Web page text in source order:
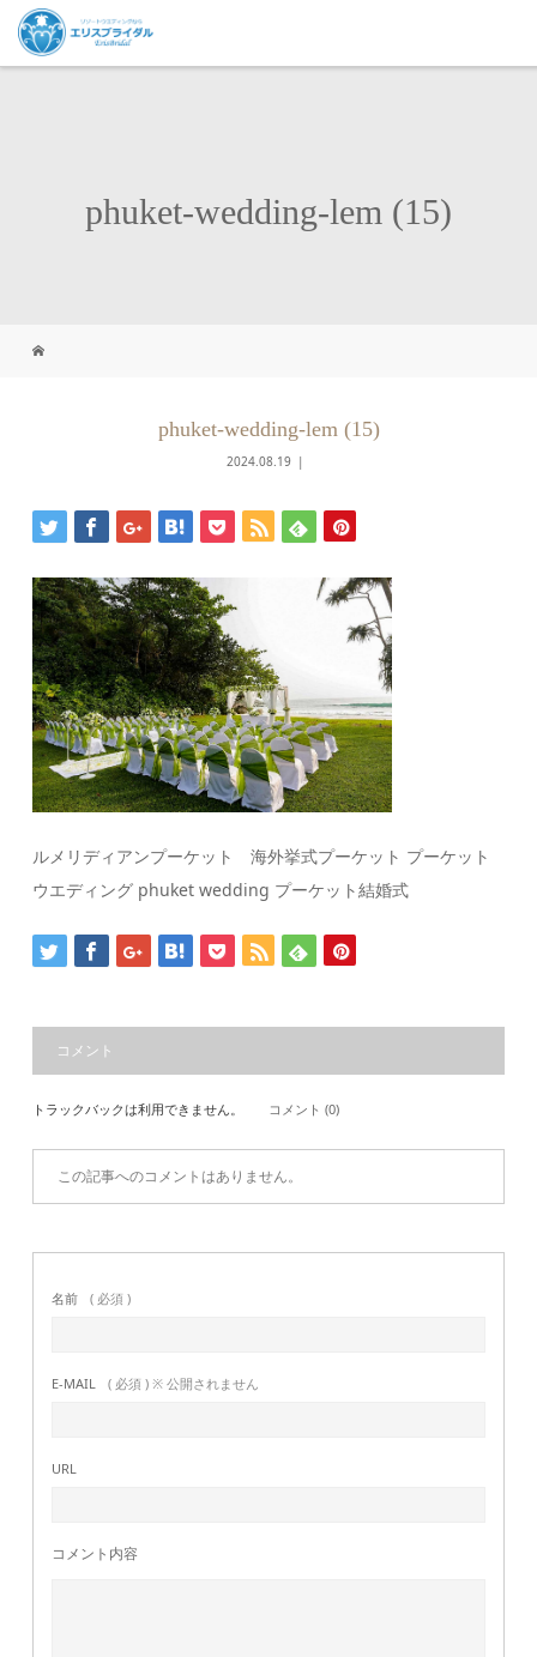
phuket-wedding-lem (15)
phuket-wedding-lem (15)
2024.08.19
ルメリディアンプーケット 海外挙式プーケット プーケット
ウエディング phuket wedding プーケット結婚式
コメント
トラックバックは利用できません。 コメント (0)
この記事へのコメントはありません。
名前 ( 必須 )
E-MAIL ( 必須 ) ※ 公開されません
URL
コメント内容